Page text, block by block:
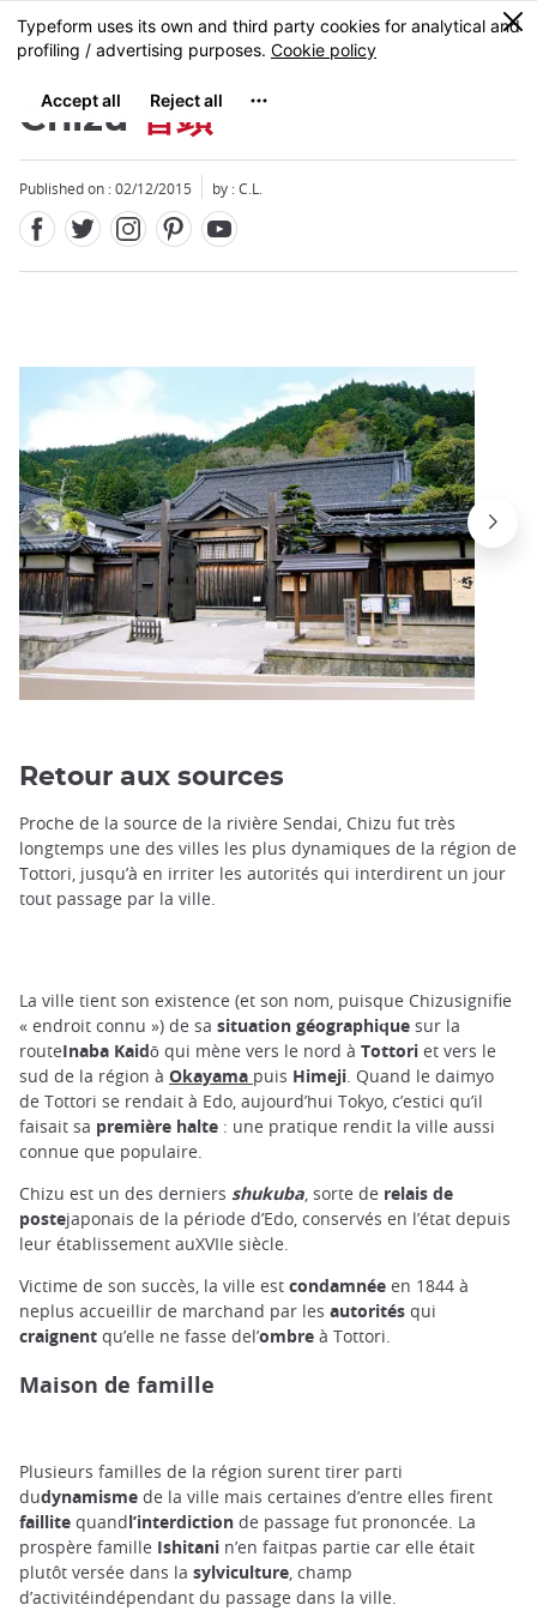
Skip
to
content
MENU
0
Chizu 智頭
Published on : 02/12/2015 by : C.L.
Close
Retour aux sources
Proche de la source de la rivière Sendai, Chizu fut très
longtemps une des villes les plus dynamiques de la région de
Tottori, jusqu’à en irriter les autorités qui interdirent un jour
tout passage par la ville.
La ville tient son existence (et son nom, puisque Chizusignifie
« endroit connu ») de sa situation géographique sur la
routeInaba Kaidō qui mène vers le nord à Tottori et vers le
sud de la région à Okayama puis Himeji . Quand le daimyo
de Tottori se rendait à Edo, aujourd’hui Tokyo, c’estici qu’il
faisait sa première halte : une pratique rendit la ville aussi
connue que populaire.
Chizu est un des derniers shukuba , sorte de relais de
postejaponais de la période d’Edo, conservés en l’état depuis
leur établissement auXVIIe siècle.
Victime de son succès, la ville est condamnée en 1844 à
neplus accueillir de marchand par les autorités qui
craignent qu’elle ne fasse del’ombre à Tottori.
Maison de famille
Plusieurs familles de la région surent tirer parti
dudynamisme de la ville mais certaines d’entre elles firent
faillite quandl’interdiction de passage fut prononcée. La
prospère famille Ishitani n’en faitpas partie car elle était
plutôt versée dans la sylviculture, champ
d’activitéindépendant du passage dans la ville.